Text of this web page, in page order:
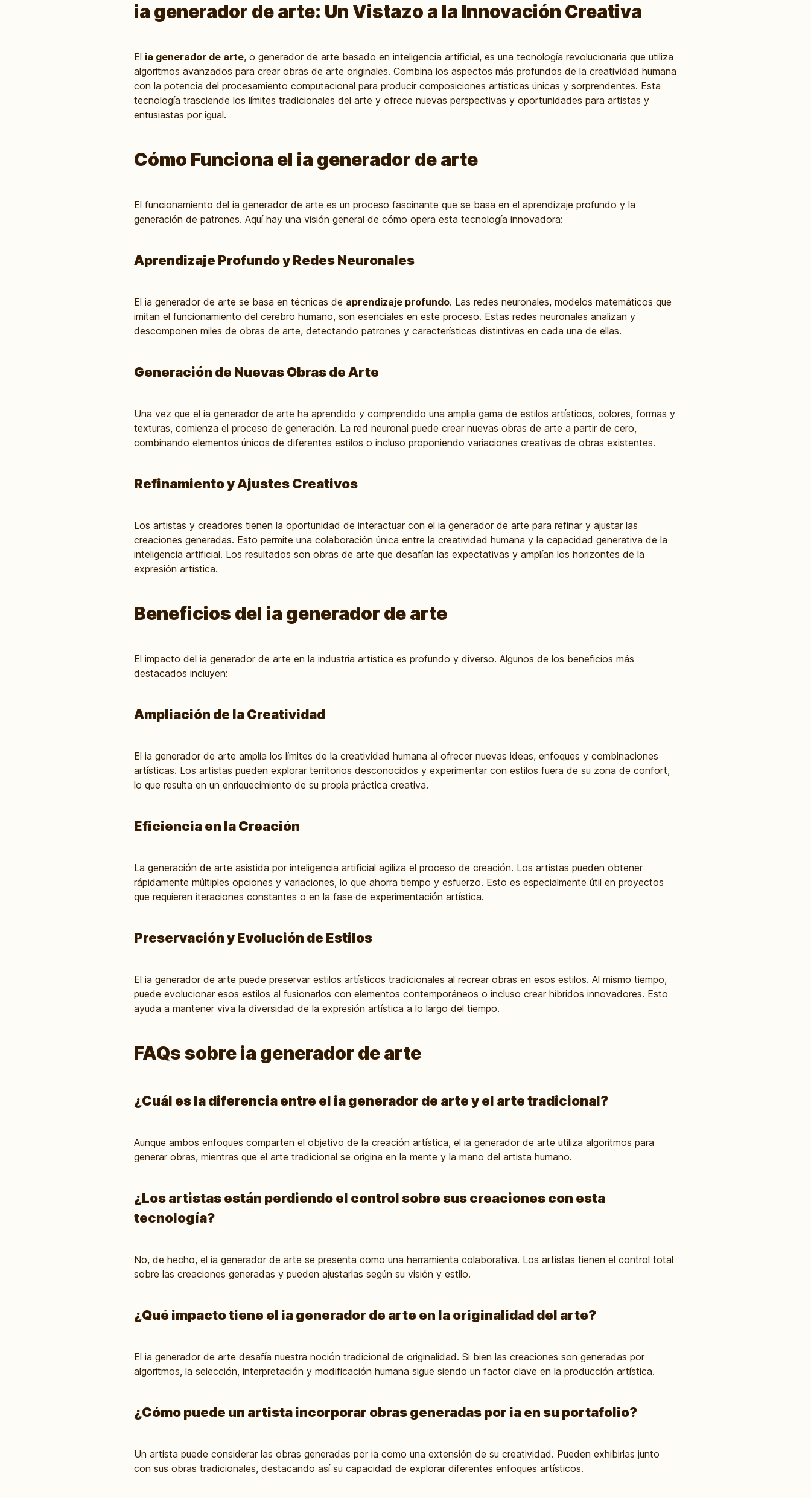
ia generador de arte: Un Vistazo a la Innovación Creativa
El ia generador de arte, o generador de arte basado en inteligencia artificial, es una tecnología revolucionaria que utiliza
algoritmos avanzados para crear obras de arte originales. Combina los aspectos más profundos de la creatividad humana
con la potencia del procesamiento computacional para producir composiciones artísticas únicas y sorprendentes. Esta
tecnología trasciende los límites tradicionales del arte y ofrece nuevas perspectivas y oportunidades para artistas y
entusiastas por igual.
Cómo Funciona el ia generador de arte
El funcionamiento del ia generador de arte es un proceso fascinante que se basa en el aprendizaje profundo y la
generación de patrones. Aquí hay una visión general de cómo opera esta tecnología innovadora:
Aprendizaje Profundo y Redes Neuronales
El ia generador de arte se basa en técnicas de aprendizaje profundo. Las redes neuronales, modelos matemáticos que
imitan el funcionamiento del cerebro humano, son esenciales en este proceso. Estas redes neuronales analizan y
descomponen miles de obras de arte, detectando patrones y características distintivas en cada una de ellas.
Generación de Nuevas Obras de Arte
Una vez que el ia generador de arte ha aprendido y comprendido una amplia gama de estilos artísticos, colores, formas y
texturas, comienza el proceso de generación. La red neuronal puede crear nuevas obras de arte a partir de cero,
combinando elementos únicos de diferentes estilos o incluso proponiendo variaciones creativas de obras existentes.
Refinamiento y Ajustes Creativos
Los artistas y creadores tienen la oportunidad de interactuar con el ia generador de arte para refinar y ajustar las
creaciones generadas. Esto permite una colaboración única entre la creatividad humana y la capacidad generativa de la
inteligencia artificial. Los resultados son obras de arte que desafían las expectativas y amplían los horizontes de la
expresión artística.
Beneficios del ia generador de arte
El impacto del ia generador de arte en la industria artística es profundo y diverso. Algunos de los beneficios más
destacados incluyen:
Ampliación de la Creatividad
El ia generador de arte amplía los límites de la creatividad humana al ofrecer nuevas ideas, enfoques y combinaciones
artísticas. Los artistas pueden explorar territorios desconocidos y experimentar con estilos fuera de su zona de confort,
lo que resulta en un enriquecimiento de su propia práctica creativa.
Eficiencia en la Creación
La generación de arte asistida por inteligencia artificial agiliza el proceso de creación. Los artistas pueden obtener
rápidamente múltiples opciones y variaciones, lo que ahorra tiempo y esfuerzo. Esto es especialmente útil en proyectos
que requieren iteraciones constantes o en la fase de experimentación artística.
Preservación y Evolución de Estilos
El ia generador de arte puede preservar estilos artísticos tradicionales al recrear obras en esos estilos. Al mismo tiempo,
puede evolucionar esos estilos al fusionarlos con elementos contemporáneos o incluso crear híbridos innovadores. Esto
ayuda a mantener viva la diversidad de la expresión artística a lo largo del tiempo.
FAQs sobre ia generador de arte
¿Cuál es la diferencia entre el ia generador de arte y el arte tradicional?
Aunque ambos enfoques comparten el objetivo de la creación artística, el ia generador de arte utiliza algoritmos para
generar obras, mientras que el arte tradicional se origina en la mente y la mano del artista humano.
¿Los artistas están perdiendo el control sobre sus creaciones con esta
tecnología?
No, de hecho, el ia generador de arte se presenta como una herramienta colaborativa. Los artistas tienen el control total
sobre las creaciones generadas y pueden ajustarlas según su visión y estilo.
¿Qué impacto tiene el ia generador de arte en la originalidad del arte?
El ia generador de arte desafía nuestra noción tradicional de originalidad. Si bien las creaciones son generadas por
algoritmos, la selección, interpretación y modificación humana sigue siendo un factor clave en la producción artística.
¿Cómo puede un artista incorporar obras generadas por ia en su portafolio?
Un artista puede considerar las obras generadas por ia como una extensión de su creatividad. Pueden exhibirlas junto
con sus obras tradicionales, destacando así su capacidad de explorar diferentes enfoques artísticos.